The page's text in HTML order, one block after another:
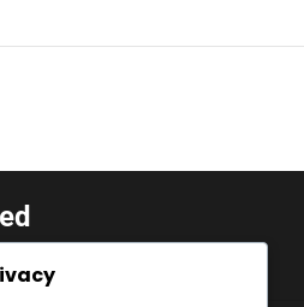
Klubi Tooted,